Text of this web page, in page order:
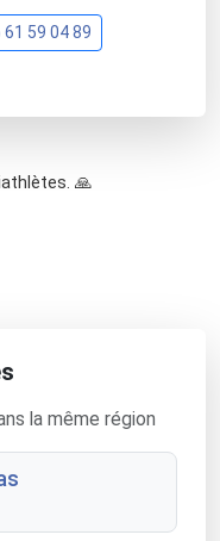
61 59 04 89
🙏
la même région